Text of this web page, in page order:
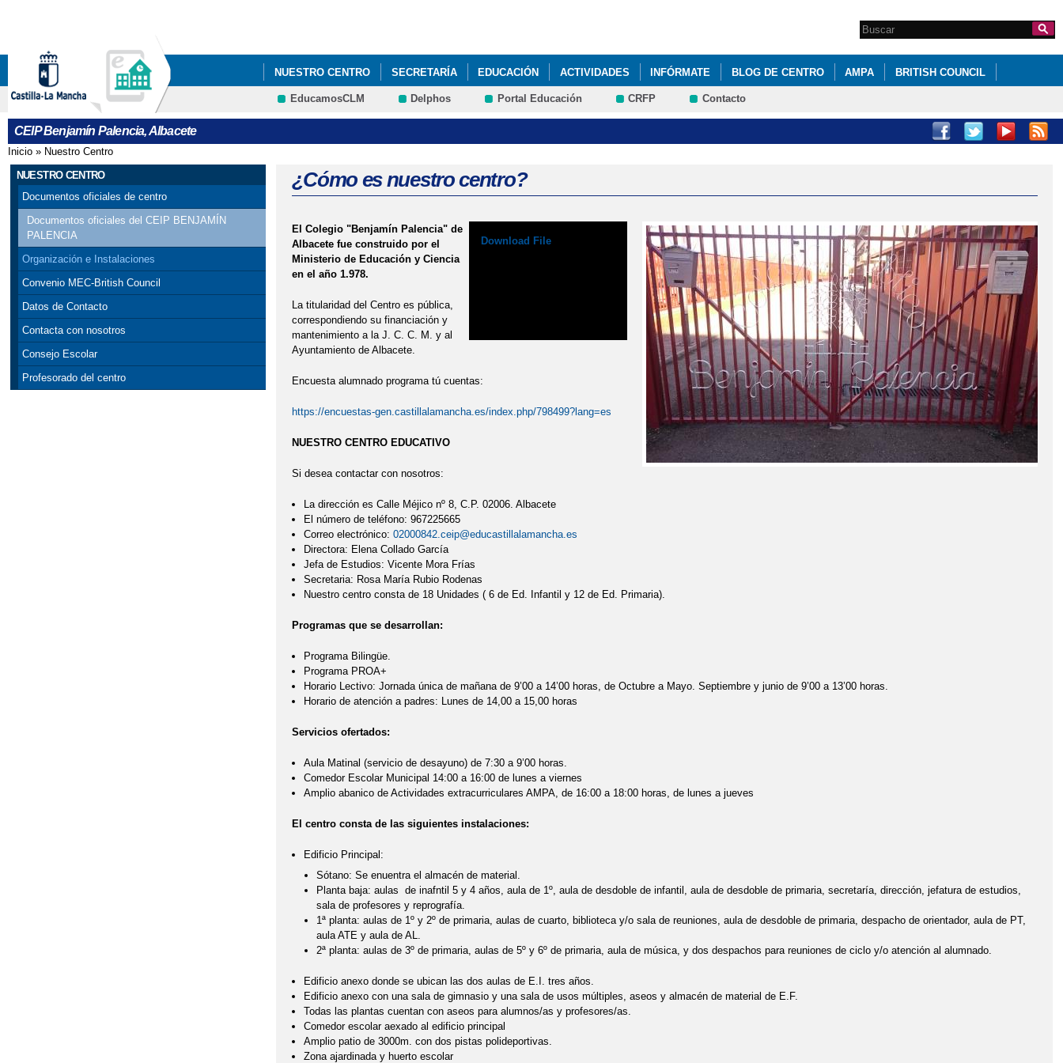
Formulario de
búsqueda
Search this site
NUESTRO CENTRO SECRETARÍA EDUCACIÓN ACTIVIDADES INFÓRMATE BLOG DE CENTRO AMPA BRITISH COUNCIL
FACEBOOK. REUNIÓN FAMILIAS EDUCACIÓN INFANTIL 3 AÑOS CURSO 2025 2026
EducamosCLM Delphos Portal Educación CRFP Contacto
CEIP Benjamín Palencia, Albacete
Se encuentra usted aquí
Inicio » Nuestro Centro
NUESTRO CENTRO
Documentos oficiales de centro
Documentos oficiales del CEIP BENJAMÍN
PALENCIA
Organización e Instalaciones
Convenio MEC-British Council
Datos de Contacto
Contacta con nosotros
Consejo Escolar
Profesorado del centro
¿Cómo es nuestro centro?
Download File
El Colegio "Benjamín Palencia" de
Albacete fue construido por el
Ministerio de Educación y Ciencia
en el año 1.978.
La titularidad del Centro es pública,
correspondiendo su financiación y
mantenimiento a la J. C. C. M. y al
Ayuntamiento de Albacete.
Encuesta alumnado programa tú cuentas:
https://encuestas-gen.castillalamancha.es/index.php/798499?lang=es
NUESTRO CENTRO EDUCATIVO
Si desea contactar con nosotros:
La dirección es Calle Méjico nº 8, C.P. 02006. Albacete
El número de teléfono: 967225665
Correo electrónico:02000842.ceip@educastillalamancha.es
Directora: Elena Collado García
Jefa de Estudios: Vicente Mora Frías
Secretaria: Rosa María Rubio Rodenas
Nuestro centro consta de 18 Unidades ( 6 de Ed. Infantil y 12 de Ed. Primaria).
Programas que se desarrollan:
Programa Bilingüe.
Programa PROA+
Horario Lectivo: Jornada única de mañana de 9’00 a 14’00 horas, de Octubre a Mayo. Septiembre y junio de 9’00 a 13’00 horas.
Horario de atención a padres: Lunes de 14,00 a 15,00 horas
Servicios ofertados:
Aula Matinal (servicio de desayuno) de 7:30 a 9’00 horas.
Comedor Escolar Municipal 14:00 a 16:00 de lunes a viernes
Amplio abanico de Actividades extracurriculares AMPA, de 16:00 a 18:00 horas, de lunes a jueves
El centro consta de las siguientes instalaciones:
Edificio Principal:
Sótano: Se enuentra el almacén de material.
Planta baja: aulas de inafntil 5 y 4 años, aula de 1º, aula de desdoble de infantil, aula de desdoble de primaria, secretaría, dirección, jefatura de estudios,
sala de profesores y reprografía.
1ª planta: aulas de 1º y 2º de primaria, aulas de cuarto, biblioteca y/o sala de reuniones, aula de desdoble de primaria, despacho de orientador, aula de PT,
aula ATE y aula de AL.
2ª planta: aulas de 3º de primaria, aulas de 5º y 6º de primaria, aula de música, y dos despachos para reuniones de ciclo y/o atención al alumnado.
Edificio anexo donde se ubican las dos aulas de E.I. tres años.
Edificio anexo con una sala de gimnasio y una sala de usos múltiples, aseos y almacén de material de E.F.
Todas las plantas cuentan con aseos para alumnos/as y profesores/as.
Comedor escolar aexado al edificio principal
Amplio patio de 3000m. con dos pistas polideportivas.
Zona ajardinada y huerto escolar